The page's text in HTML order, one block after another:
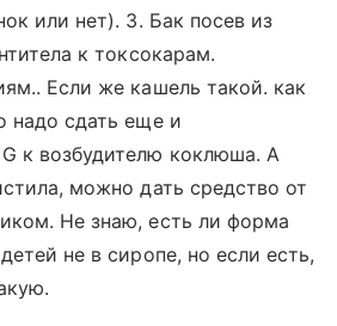
или нет). 3. Бак посев из
к токсокарам.
Если же кашель такой. как
надо сдать еще и
к возбудителю коклюша. А
можно дать средство от
Не знаю, есть ли форма
не в сиропе, но если есть,